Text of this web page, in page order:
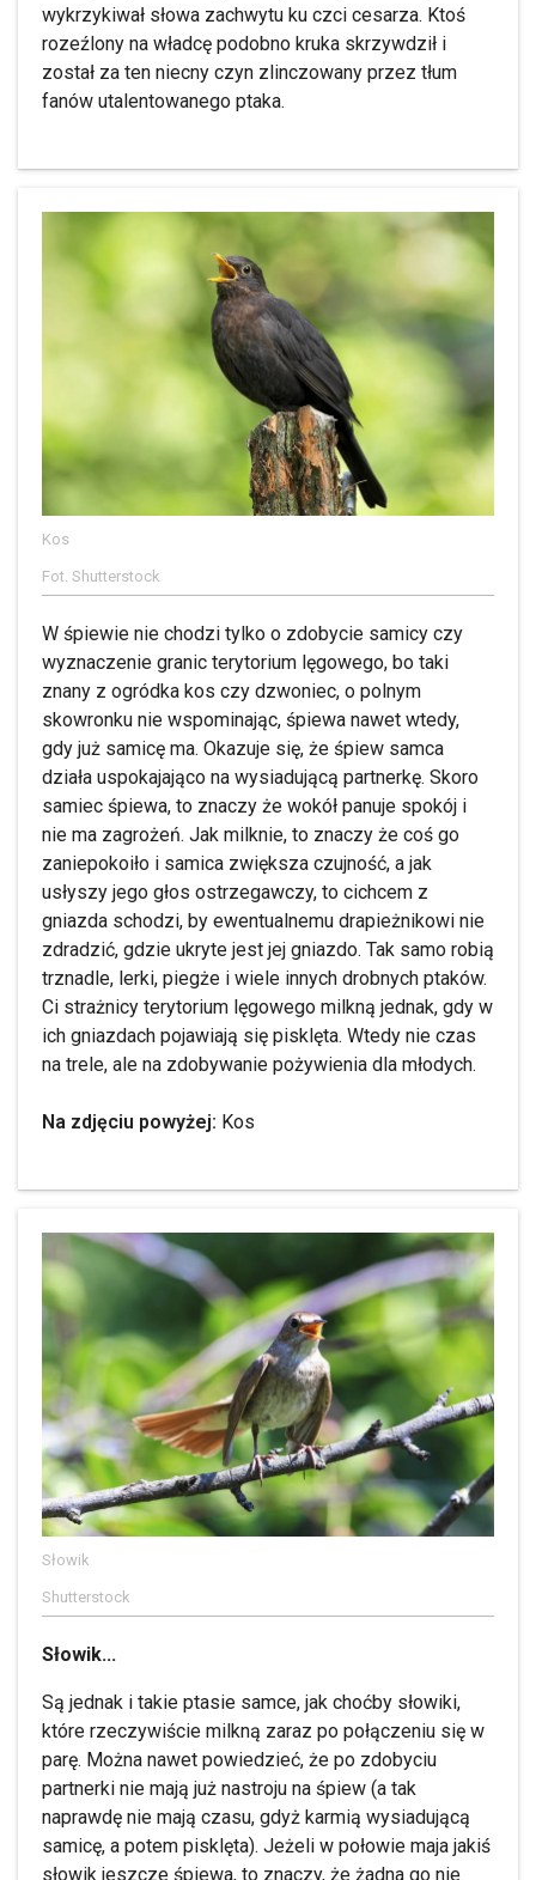
wykrzykiwał słowa zachwytu ku czci cesarza. Ktoś
rozeźlony na władcę podobno kruka skrzywdził i
został za ten niecny czyn zlinczowany przez tłum
fanów utalentowanego ptaka.
Kos
Fot. Shutterstock
W śpiewie nie chodzi tylko o zdobycie samicy czy
wyznaczenie granic terytorium lęgowego, bo taki
znany z ogródka kos czy dzwoniec, o polnym
skowronku nie wspominając, śpiewa nawet wtedy,
gdy już samicę ma. Okazuje się, że śpiew samca
działa uspokajająco na wysiadującą partnerkę. Skoro
samiec śpiewa, to znaczy że wokół panuje spokój i
nie ma zagrożeń. Jak milknie, to znaczy że coś go
zaniepokoiło i samica zwiększa czujność, a jak
usłyszy jego głos ostrzegawczy, to cichcem z
gniazda schodzi, by ewentualnemu drapieżnikowi nie
zdradzić, gdzie ukryte jest jej gniazdo. Tak samo robią
trznadle, lerki, piegże i wiele innych drobnych ptaków.
Ci strażnicy terytorium lęgowego milkną jednak, gdy w
ich gniazdach pojawiają się pisklęta. Wtedy nie czas
na trele, ale na zdobywanie pożywienia dla młodych.
Na zdjęciu powyżej: Kos
Słowik
Shutterstock
Słowik...
Są jednak i takie ptasie samce, jak choćby słowiki,
które rzeczywiście milkną zaraz po połączeniu się w
parę. Można nawet powiedzieć, że po zdobyciu
partnerki nie mają już nastroju na śpiew (a tak
naprawdę nie mają czasu, gdyż karmią wysiadującą
samicę, a potem pisklęta). Jeżeli w połowie maja jakiś
słowik jeszcze śpiewa, to znaczy, że żadna go nie